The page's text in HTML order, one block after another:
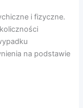
i fizyczne.
na podstawie